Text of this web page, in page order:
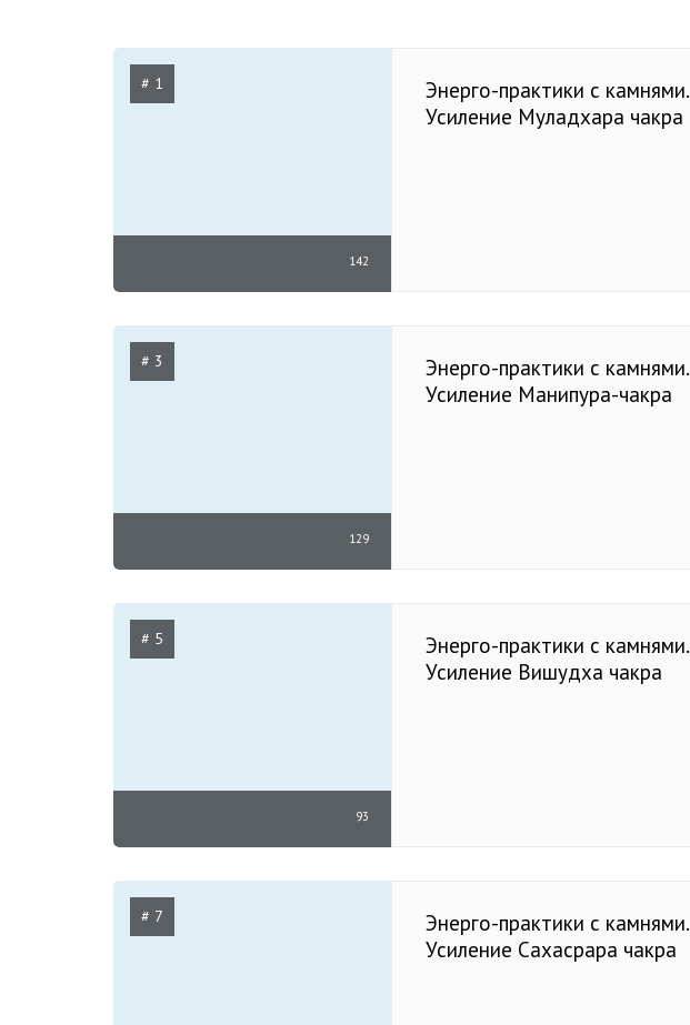
# 1
142
Энерго-практики с камнями.
Усиление Муладхара чакра
# 3
129
Энерго-практики с камнями.
Усиление Манипура-чакра
# 5
93
Энерго-практики с камнями.
Усиление Вишудха чакра
# 7
Энерго-практики с камнями.
Усиление Сахасрара чакра